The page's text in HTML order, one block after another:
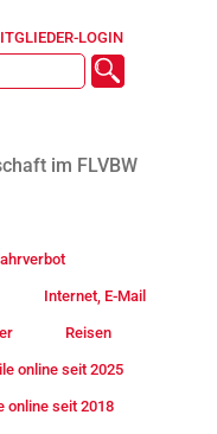
LOGIN
im FLVBW
Internet, E-Mail
Reisen
online seit 2025
online seit 2018